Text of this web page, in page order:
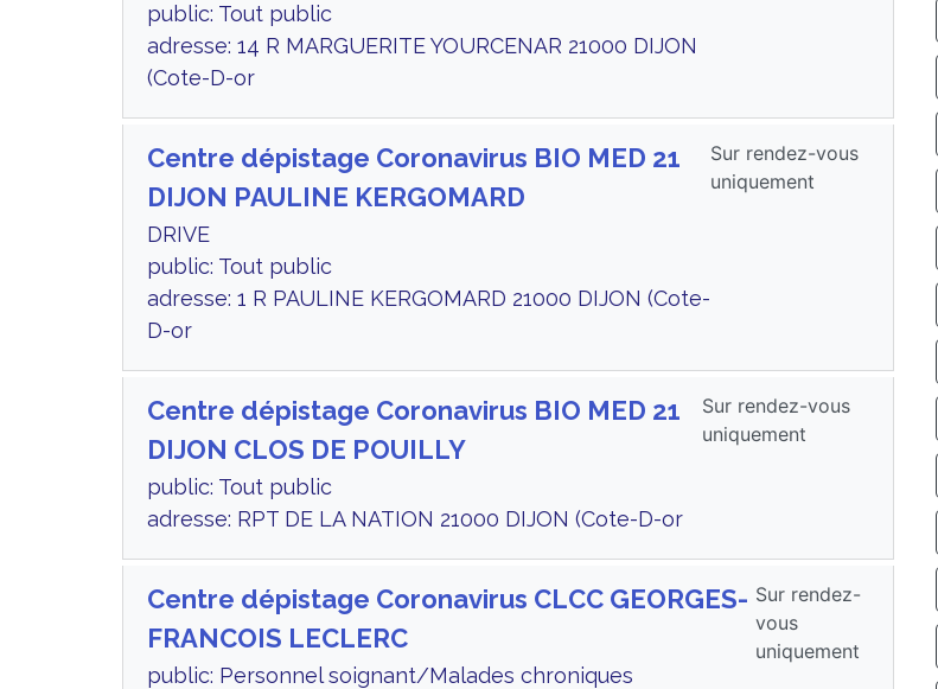
public: Tout public
adresse: 14 R MARGUERITE YOURCENAR 21000 DIJON
(Cote-D-or
Centre dépistage Coronavirus BIO MED 21
DIJON PAULINE KERGOMARD
DRIVE
public: Tout public
adresse: 1 R PAULINE KERGOMARD 21000 DIJON (Cote-
D-or
Sur rendez-vous
uniquement
Centre dépistage Coronavirus BIO MED 21
DIJON CLOS DE POUILLY
public: Tout public
adresse: RPT DE LA NATION 21000 DIJON (Cote-D-or
Sur rendez-vous
uniquement
Centre dépistage Coronavirus CLCC GEORGES-
FRANCOIS LECLERC
public: Personnel soignant/Malades chroniques
Sur rendez-
vous
uniquement